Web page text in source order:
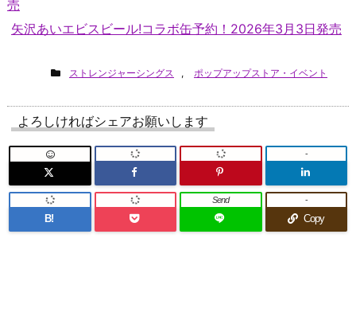
売
矢沢あいエビスビール!コラボ缶予約！2026年3月3日発売
ストレンジャーシングス , ポップアップストア・イベント
よろしければシェアお願いします
-
B!
Send
Copy
-